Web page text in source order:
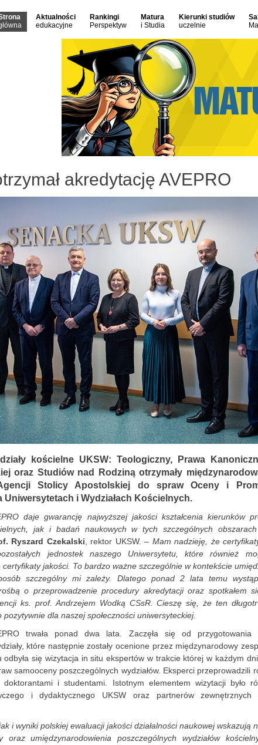
Aktualności
edukacyjne
Rankingi
Perspektyw
Matura
i Studia
Kierunki studiów
uczelnie
akredytację AVEPRO
kościelne UKSW: Teologiczny, Prawa
oraz Studiów nad Rodziną otrzymały
Stolicy Apostolskiej do spraw Oceny i
Uniwersytetach i Wydziałach Kościelnych.
daje gwarancję najwyższej jakości kształcenia kierunków
jak i badań naukowych w tych szczególnych
Ryszard Czekalski , rektor UKSW.– Mam nadzieję, że
jednostek naszego Uniwersytetu, które również
jakości. To bardzo ważne szczególnie w kontekście
szczególny mi zależy. Dlatego ponad 2 lata temu
o przeprowadzenie procedury akredytacji oraz spotkałem
ks. prof. Andrzejem Wodką CSsR. Cieszę się, że ten
pozytywnie dla naszej społeczności uniwersyteckiej.
trwała ponad dwa lata. Zaczęła się od przygotowania
które następnie zostały ocenione przez międzynarodowy
odbyła się wizytacja in situ ekspertów w trakcie której w każdym
samooceny poszczególnych wydziałów. Eksperci przeprowadzili
doktorantami i studentami. Istotnym elementem wizytacji było
i dydaktycznego UKSW oraz partnerów zewnętrznych
i wyniki polskiej ewaluacji jakości działalności naukowej wskazują
oraz umiędzynarodowienia poszczególnych wydziałów